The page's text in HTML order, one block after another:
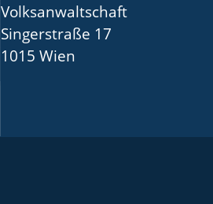
Volksanwaltschaft
Singerstraße 17
1015 Wien